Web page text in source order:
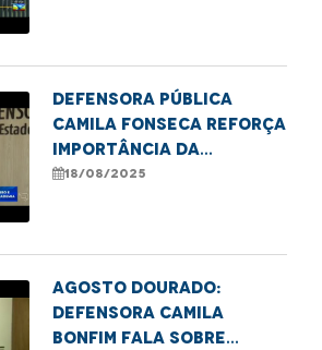
Defensora pública
Camila Fonseca reforça
importância da
denúncia contra
18/08/2025
Agosto Dourado:
Defensora Camila
Bonfim fala sobre